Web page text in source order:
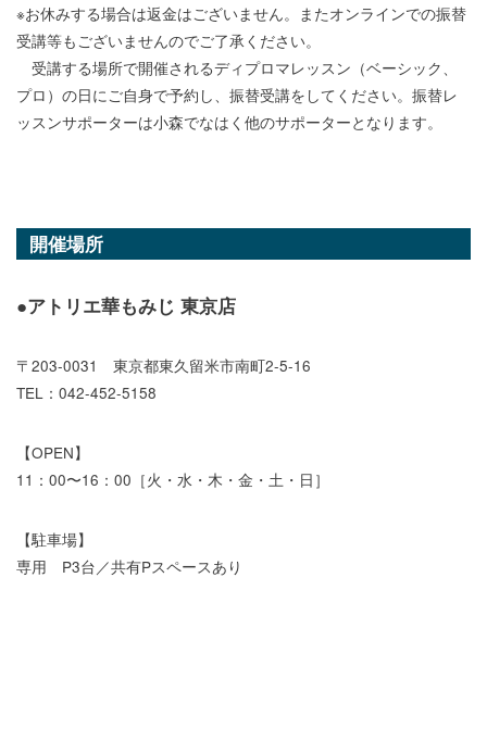
※お休みする場合は返金はございません。またオンラインでの振替
受講等もございませんのでご了承ください。
受講する場所で開催されるディプロマレッスン（ベーシック、
プロ）の日にご自身で予約し、振替受講をしてください。振替レ
ッスンサポーターは小森でなはく他のサポーターとなります。
開催場所
●アトリエ華もみじ 東京店
〒203-0031 東京都東久留米市南町2-5-16
TEL：042-452-5158
【OPEN】
11：00〜16：00［火・水・木・金・土・日］
【駐車場】
専用 P3台／共有Pスペースあり